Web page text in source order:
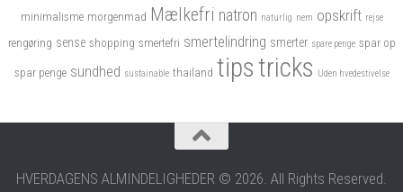
minimalisme morgenmad Mælkefri natron naturlig nem opskrift rejse
rengøring sense shopping smertefri smertelindring smerter spare penge spar op
spar penge sundhed sustainable thailand tipstricks Uden hvedestivelse
HVERDAGENS ALMINDELIGHEDER © 2026. All Rights Reserved.
Jeg accepterer vores privatslivspolitik